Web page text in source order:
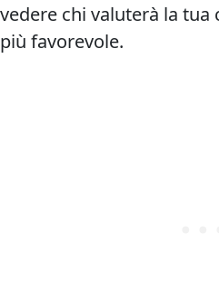
vedere chi valuterà la
più favorevole.